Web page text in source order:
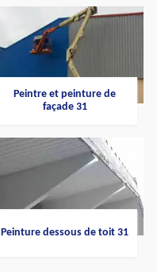
Peintre et peinture de
façade 31
Peinture dessous de toit 31